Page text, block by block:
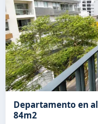
Departamento en
84m2